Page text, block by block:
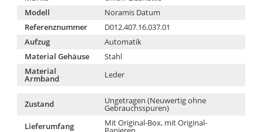
Modell
Noramis Datum
Referenznummer
D012.407.16.037.01
Aufzug
Automatik
Material Gehäuse
Stahl
Material
Armband Leder
Zustand Ungetragen (Neuwertig ohne
Gebrauchsspuren)
Lieferumfang
Mit Original-Box, mit Original-